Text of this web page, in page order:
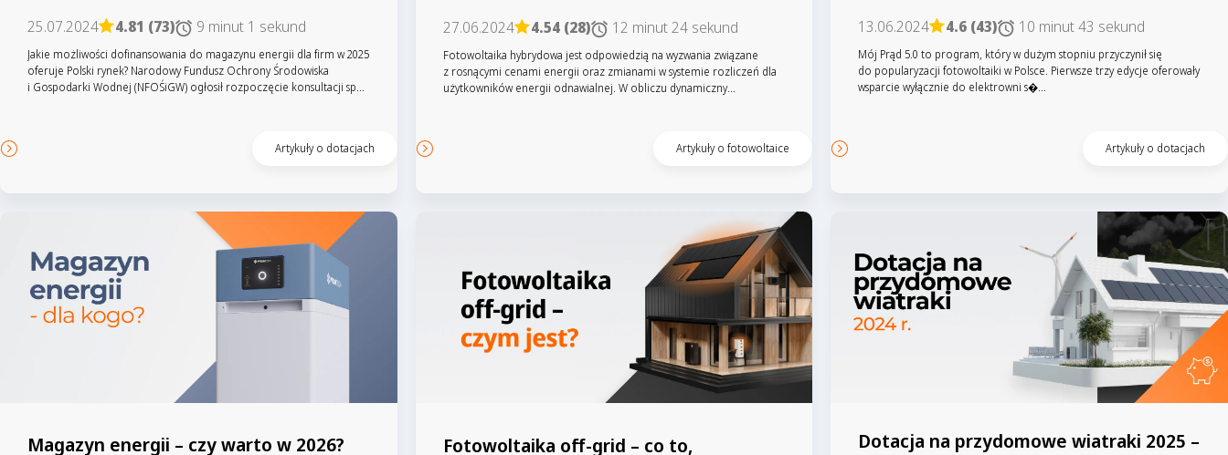
25.07.2024 4.81 (73) 9 minut 1 sekund
Jakie możliwości dofinansowania do magazynu energii dla firm w 2025
oferuje Polski rynek? Narodowy Fundusz Ochrony Środowiska
i Gospodarki Wodnej (NFOŚiGW) ogłosił rozpoczęcie konsultacji sp...
Czytaj artykuł Artykuły o dotacjach
27.06.2024 4.54 (28) 12 minut 24 sekund
Fotowoltaika hybrydowa jest odpowiedzią na wyzwania związane
z rosnącymi cenami energii oraz zmianami w systemie rozliczeń dla
użytkowników energii odnawialnej. W obliczu dynamiczny...
Czytaj artykuł Artykuły o fotowoltaice
13.06.2024 4.6 (43) 10 minut 43 sekund
Mój Prąd 5.0 to program, który w dużym stopniu przyczynił się
do popularyzacji fotowoltaiki w Polsce. Pierwsze trzy edycje oferowały
wsparcie wyłącznie do elektrowni s�...
Czytaj artykuł Artykuły o dotacjach
Magazyn energii – czy warto w 2026?
Fotowoltaika off-grid – co to,
Dotacja na przydomowe wiatraki 2025 –